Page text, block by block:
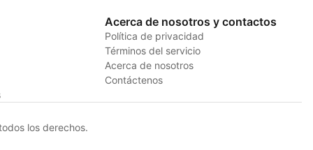
Acerca de nosotros y contactos
Política de privacidad
Términos del servicio
Acerca de nosotros
Contáctenos
los derechos.